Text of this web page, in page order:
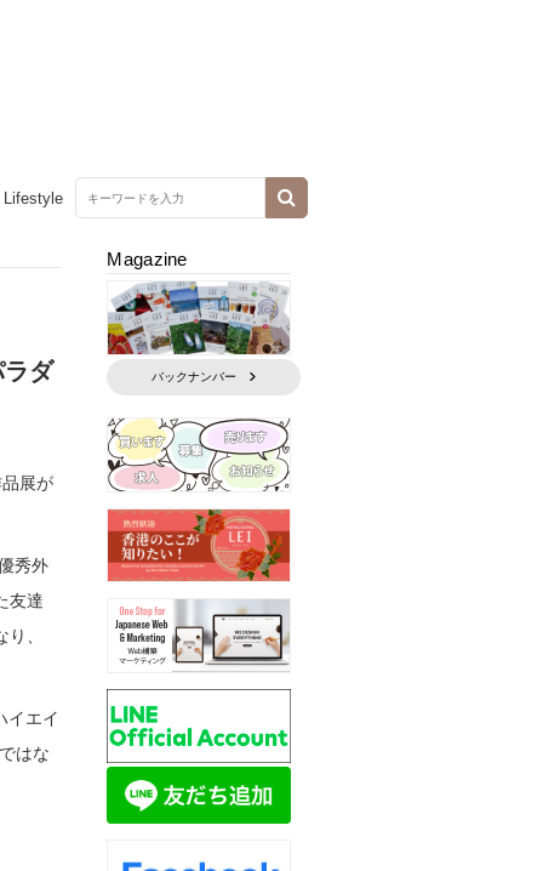
Lifestyle
ダ
展が
秀外
友達
、
イエイ
はな
Magazine
バックナンバー